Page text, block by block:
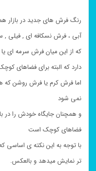
رنگ فرش های جدید در
آبی ، فرش نسکافه ای , فیلی
که از این میان فرش سرمه ای یا
دارد که البته برای فضاهای
اما فرش کرم یا فرش روشن که
نمی شود
و همچنان جایگاه خودش را در
فضاهای کوچک است
با توجه به این نکته ی
تر نمایش میدهد و بالعکس.